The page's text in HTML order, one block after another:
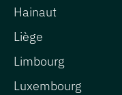
Hainaut
Liège
Limbourg
Luxembourg